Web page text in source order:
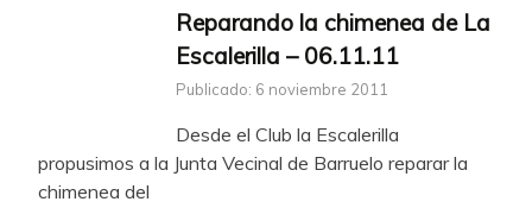
Reparando la chimenea de La
Escalerilla – 06.11.11
Publicado: 6 noviembre 2011
Desde el Club la Escalerilla
propusimos a la Junta Vecinal de Barruelo reparar la
chimenea del